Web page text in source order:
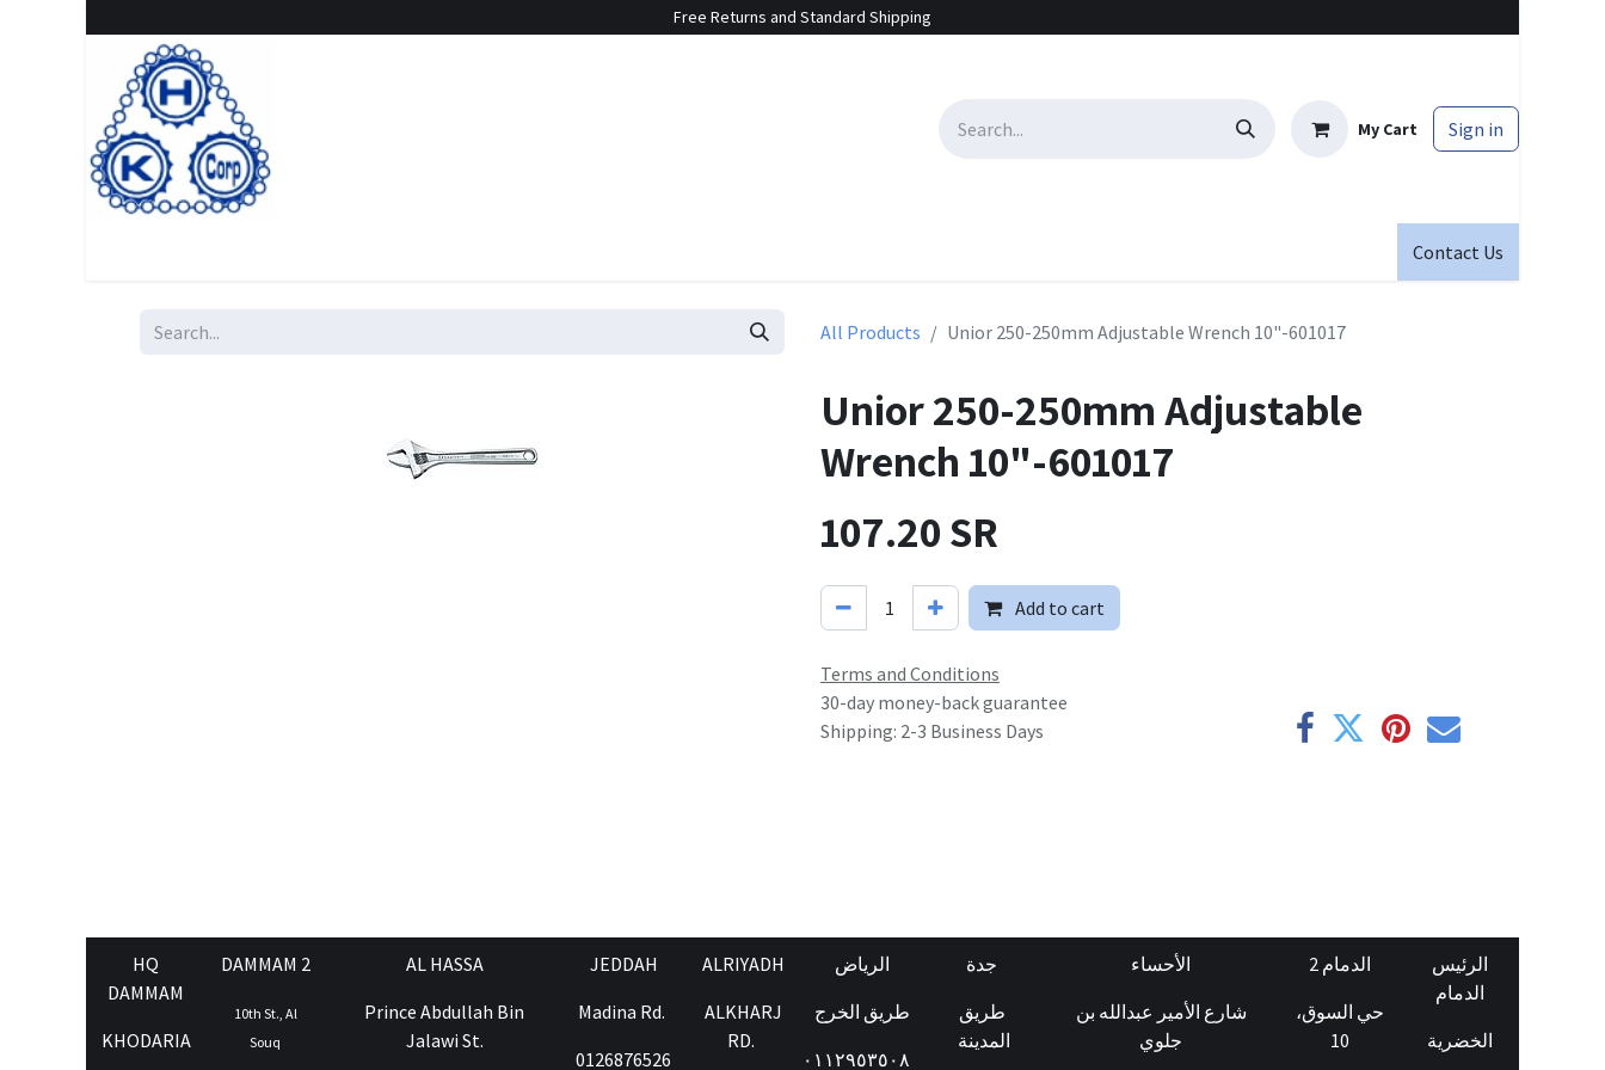
Free Returns and Standard Shipping
My Cart Sign in
Contact Us
All Products Unior 250-250mm Adjustable Wrench 10"-601017
Unior 250-250mm Adjustable
Wrench 10"-601017
107.20SR
Add to cart
Terms and Conditions
30-day money-back guarantee
Shipping: 2-3 Business Days
HQ
DAMMAM
KHODARIA
DAMMAM 2
10th St., Al
Souq
AL HASSA
Prince Abdullah Bin
Jalawi St.
الرئيس
الدمام
الخضرية
الدمام 2
حي السوق،
10
الأحساء
شارع الأمير عبدالله بن
جلوي
جدة
طريق
المدينة
الرياض
طريق الخرج
٠١١٢٩٥٣٥٠٨
ALRIYADH
ALKHARJ
RD.
JEDDAH
Madina Rd.
0126876526